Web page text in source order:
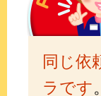
同じ依
ラです